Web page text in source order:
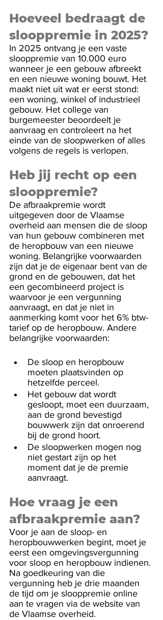
Hoeveel bedraagt de
slooppremie in 2025?
In 2025 ontvang je een vaste
slooppremie van 10.000 euro
wanneer je een gebouw afbreekt
en een nieuwe woning bouwt. Het
maakt niet uit wat er eerst stond:
een woning, winkel of industrieel
gebouw. Het college van
burgemeester beoordeelt je
aanvraag en controleert na het
einde van de sloopwerken of alles
volgens de regels is verlopen.
Heb jij recht op een
slooppremie?
De afbraakpremie wordt
uitgegeven door de Vlaamse
overheid aan mensen die de sloop
van hun gebouw combineren met
de heropbouw van een nieuwe
woning. Belangrijke voorwaarden
zijn dat je de eigenaar bent van de
grond en de gebouwen, dat het
een gecombineerd project is
waarvoor je een vergunning
aanvraagt, en dat je niet in
aanmerking komt voor het 6% btw-
tarief op de heropbouw. Andere
belangrijke voorwaarden:
De sloop en heropbouw
moeten plaatsvinden op
hetzelfde perceel.
Het gebouw dat wordt
gesloopt, moet een duurzaam,
aan de grond bevestigd
bouwwerk zijn dat onroerend
bij de grond hoort.
De sloopwerken mogen nog
niet gestart zijn op het
moment dat je de premie
aanvraagt.
Hoe vraag je een
afbraakpremie aan?
Voor je aan de sloop- en
heropbouwwerken begint, moet je
eerst een omgevingsvergunning
voor sloop en heropbouw indienen.
Na goedkeuring van die
vergunning heb je drie maanden
de tijd om je slooppremie online
aan te vragen via de website van
de Vlaamse overheid.